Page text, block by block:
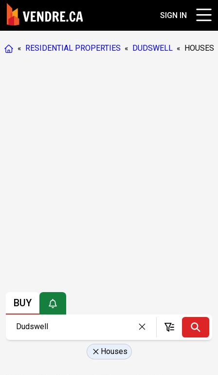
SIGN IN
« RESIDENTIAL PROPERTIES « DUDSWELL « HOUSES
BUY
Houses